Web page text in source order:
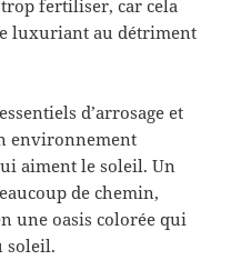
fertiliser, car cela
luxuriant au détriment
d’arrosage et
environnement
aiment le soleil. Un
de chemin,
une oasis colorée qui
soleil.